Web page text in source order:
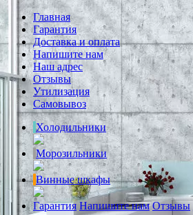
Главная
Гарантия
Доставка и оплата
Напишите нам
Наш адрес
Отзывы
Утилизация
Самовывоз
Холодильники
Морозильники
Винные шкафы
Гарантия Напишите нам Отзывы